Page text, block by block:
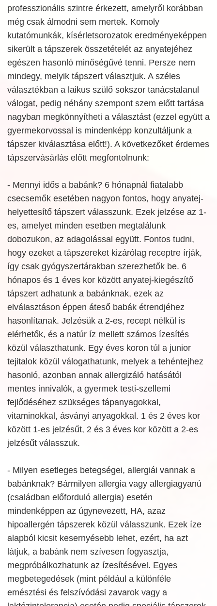
professzionális szintre érkezett, amelyről korábban
még csak álmodni sem mertek. Komoly
kutatómunkák, kísérletsorozatok eredményeképpen
sikerült a tápszerek összetételét az anyatejéhez
egészen hasonló minőségűvé tenni. Persze nem
mindegy, melyik tápszert választjuk. A széles
választékban a laikus szülő sokszor tanácstalanul
válogat, pedig néhány szempont szem előtt tartása
nagyban megkönnyítheti a választást (ezzel együtt a
gyermekorvossal is mindenképp konzultáljunk a
tápszer kiválasztása előtt!). A következőket érdemes
tápszervásárlás előtt megfontolnunk:
- Mennyi idős a babánk? 6 hónapnál fiatalabb
csecsemők esetében nagyon fontos, hogy anyatej-
helyettesítő tápszert válasszunk. Ezek jelzése az 1-
es, amelyet minden esetben megtalálunk
dobozukon, az adagolással együtt. Fontos tudni,
hogy ezeket a tápszereket kizárólag receptre írják,
így csak gyógyszertárakban szerezhetők be. 6
hónapos és 1 éves kor között anyatej-kiegészítő
tápszert adhatunk a babánknak, ezek az
elválasztáson éppen áteső babák étrendjéhez
hasonlítanak. Jelzésük a 2-es, recept nélkül is
elérhetők, és a natúr íz mellett számos ízesítés
közül választhatunk. Egy éves koron túl a junior
tejitalok közül válogathatunk, melyek a tehéntejhez
hasonló, azonban annak allergizáló hatásától
mentes innivalók, a gyermek testi-szellemi
fejlődéséhez szükséges tápanyagokkal,
vitaminokkal, ásványi anyagokkal. 1 és 2 éves kor
között 1-es jelzésűt, 2 és 3 éves kor között a 2-es
jelzésűt válasszuk.
- Milyen esetleges betegségei, allergiái vannak a
babánknak? Bármilyen allergia vagy allergiagyanú
(családban előforduló allergia) esetén
mindenképpen az úgynevezett, HA, azaz
hipoallergén tápszerek közül válasszunk. Ezek íze
alapból kicsit kesernyésebb lehet, ezért, ha azt
látjuk, a babánk nem szívesen fogyasztja,
megpróbálkozhatunk az ízesítésével. Egyes
megbetegedések (mint például a különféle
emésztési és felszívódási zavarok vagy a